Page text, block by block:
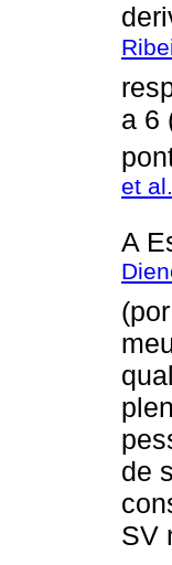
a 6
et
A
de
SV